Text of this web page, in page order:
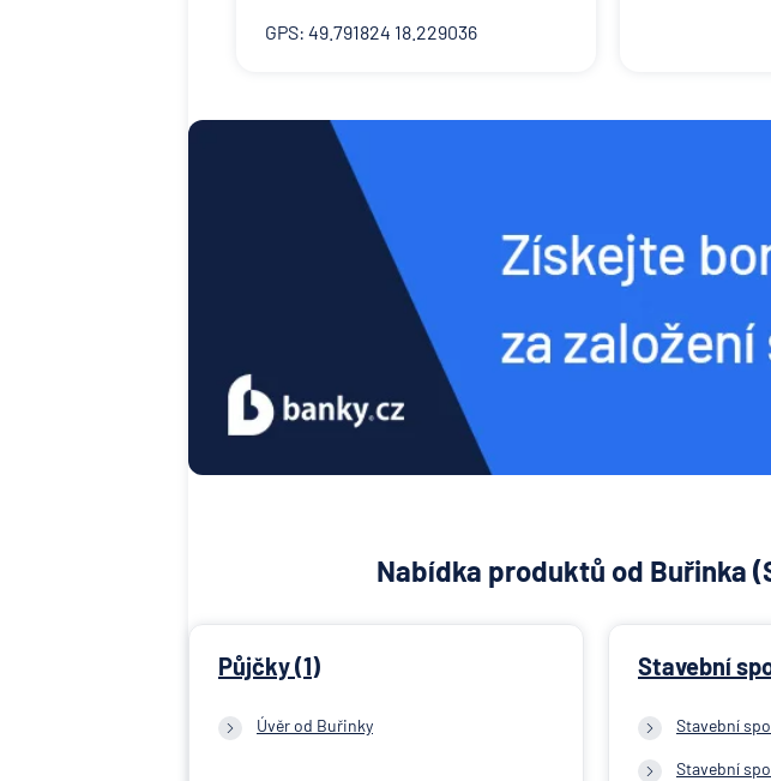
GPS: 49.791824 18.229036
Nabídka produktů od Buřinka
Půjčky (1)
Úvěr od Buřinky
Stavební
Stavební
Stavební